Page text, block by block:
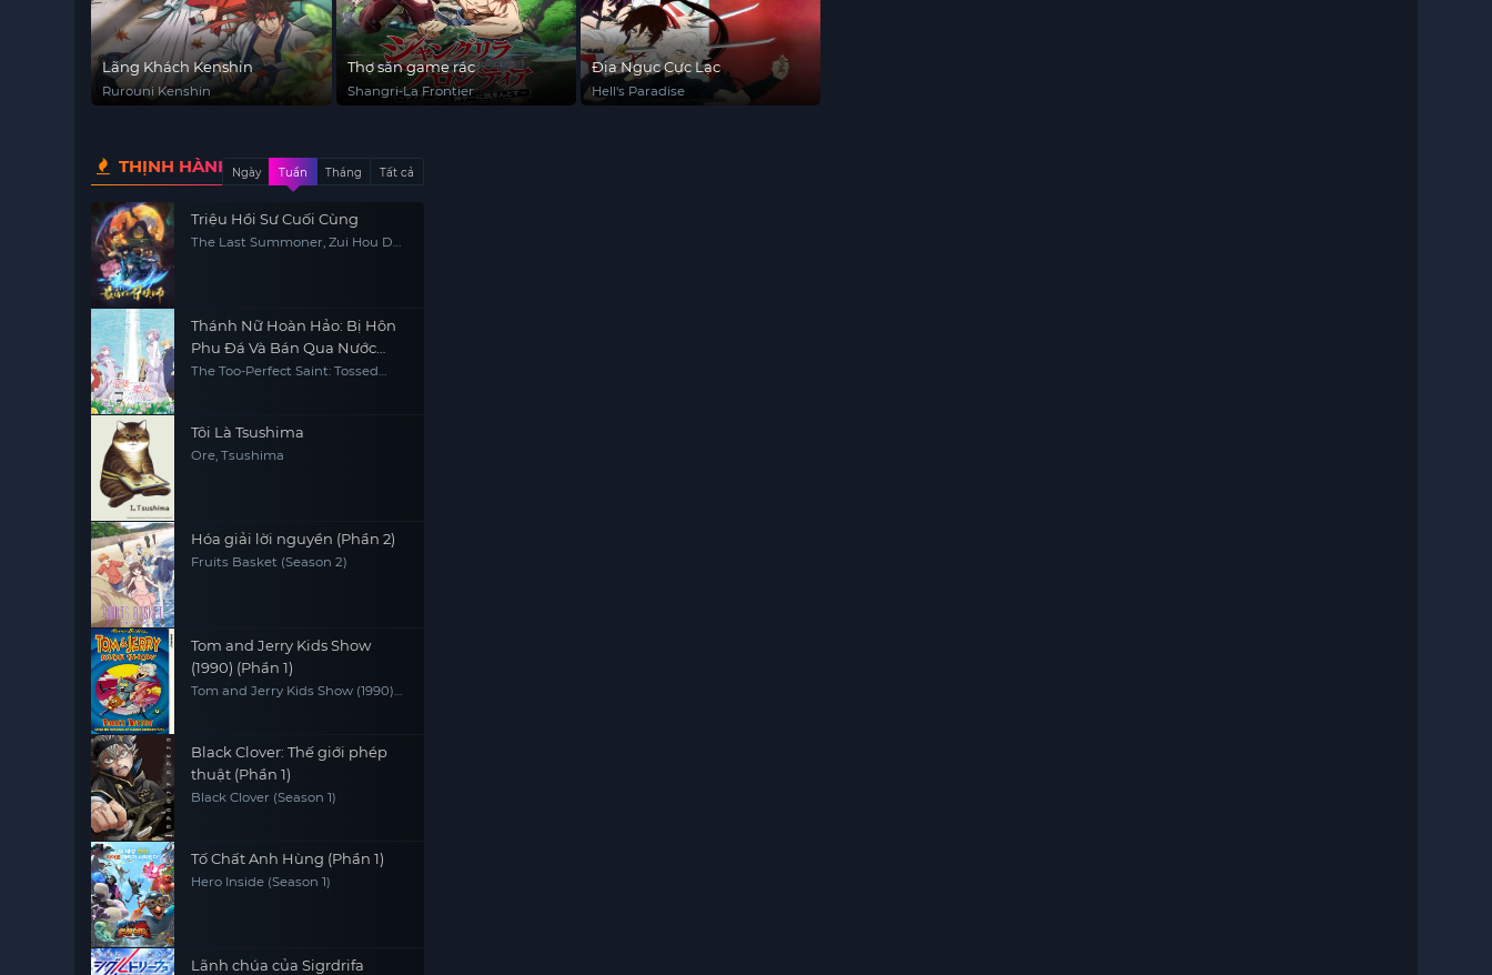
Lãng Khách Kenshin
Rurouni Kenshin
Thợ săn game rác
Shangri-La Frontier
Địa Ngục Cực Lạc
Hell's Paradise
THỊNH HÀNHNgày Tuần Tháng Tất cả
Triệu Hồi Sư Cuối Cùng
The Last Summoner, Zui Hou De
Thánh Nữ Hoàn Hảo: Bị Hôn
Phu Đá Và Bán Qua Nước
Khác
The Too-Perfect Saint: Tossed
Tôi Là Tsushima
Ore, Tsushima
Hóa giải lời nguyền (Phần 2)
Fruits Basket (Season 2)
Tom and Jerry Kids Show
(1990) (Phần 1)
Tom and Jerry Kids Show (1990)
Black Clover: Thế giới phép
thuật (Phần 1)
Black Clover (Season 1)
Tố Chất Anh Hùng (Phần 1)
Hero Inside (Season 1)
Lãnh chúa của Sigrdrifa